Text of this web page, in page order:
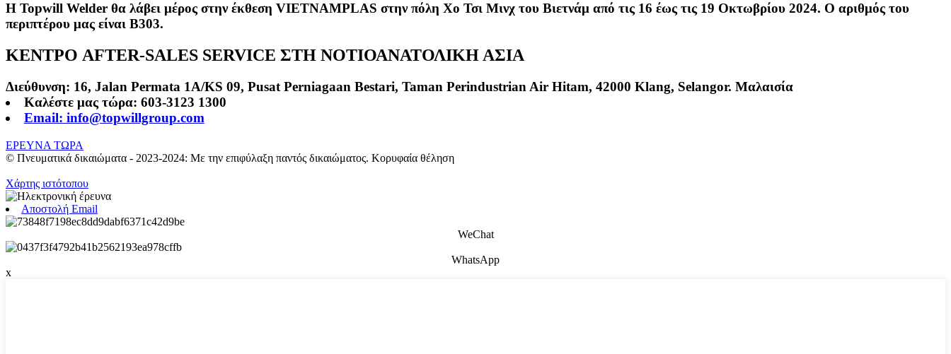
Η Topwill Welder θα λάβει μέρος στην έκθεση VIETNAMPLAS στην πόλη Χο Τσι Μινχ του Βιετνάμ από τις 16 έως τις 19 Οκτωβρίου 2024. Ο αριθμός του
περιπτέρου μας είναι B303.
ΚΕΝΤΡΟ AFTER-SALES SERVICE ΣΤΗ ΝΟΤΙΟΑΝΑΤΟΛΙΚΗ ΑΣΙΑ
Διεύθυνση: 16, Jalan Permata 1A/KS 09, Pusat Perniagaan Bestari, Taman Perindustrian Air Hitam, 42000 Klang, Selangor. Μαλαισία
Καλέστε μας τώρα: 603-3123 1300
Email: info@topwillgroup.com
ΕΡΕΥΝΑ ΤΩΡΑ
© Πνευματικά δικαιώματα - 2023-2024: Με την επιφύλαξη παντός δικαιώματος. Κορυφαία θέληση
Χάρτης ιστότοπου
Αποστολή Email
WeChat
WhatsApp
x